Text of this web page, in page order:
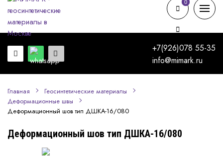
+7(926)078 55-35
info@mimark.ru
0
0
Главная
Геосинтетические материалы
Деформационные швы
Деформационный шов тип ДШКА-16/080
Деформационный шов тип ДШКА-16/080